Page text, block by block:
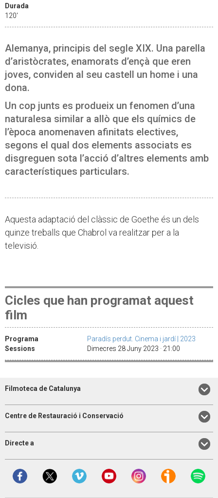
Durada
120'
Alemanya, principis del segle XIX. Una parella
d’aristòcrates, enamorats d’ençà que eren
joves, conviden al seu castell un home i una
dona.
Un cop junts es produeix un fenomen d’una
naturalesa similar a allò que els químics de
l’època anomenaven afinitats electives,
segons el qual dos elements associats es
disgreguen sota l’acció d’altres elements amb
característiques particulars.
Aquesta adaptació del clàssic de Goethe és un dels
quinze treballs que Chabrol va realitzar per a la
televisió.
Cicles que han programat aquest
film
Programa
Paradís perdut. Cinema i jardí | 2023
Sessions
Dimecres 28 Juny 2023 · 21:00
Filmoteca de Catalunya
Centre de Restauració i Conservació
Directe a